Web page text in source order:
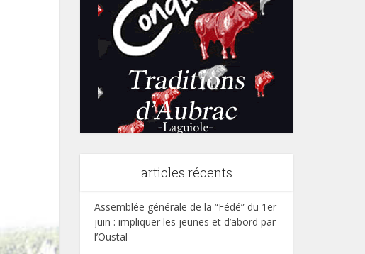
articles récents
Assemblée générale de la “Fédé” du 1er
juin : impliquer les jeunes et d’abord par
l’Oustal